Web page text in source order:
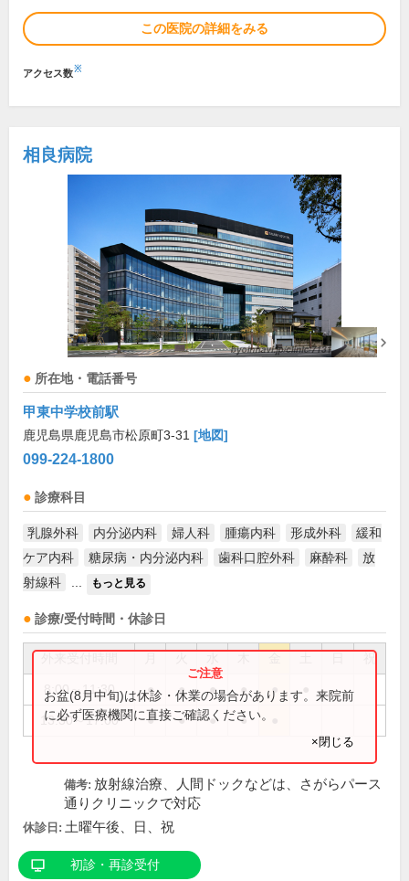
この医院の詳細をみる
アクセス数※
相良病院
所在地・電話番号
甲東中学校前駅
鹿児島県鹿児島市松原町3-31 [地図]
099-224-1800
診療科目
乳腺外科 内分泌内科 婦人科 腫瘍内科 形成外科
緩和
ケア内科
糖尿病・内分泌内科 歯科口腔外科 麻酔科
放
射線科
もっと見る
診療/受付時間・休診日
祝
8:00～11:30 ● ● ● ● ●
13:30～17:00 ● ● ● ●
お盆(8月中旬)は休診・休業の場合があります。来院前
に必ず医療機関に直接ご確認ください。
×閉じる
備考: 放射線治療、人間ドックなどは、さがらパース
通りクリニックで対応
休診日: 土曜午後、日、祝
初診・再診受付